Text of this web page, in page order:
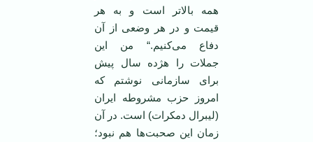
همه بالاتر است و به هر
قيمت و در هر وضعی از آن
دفاع می‌کنيم.“ من این
جملات را هژده سال پیش
برای سازمانی نوشتم که
امروز حزب مشروطه ایران
(لیبرال دمکرات) است. در آن
زمان این صحبت‌ها هم نبود؛